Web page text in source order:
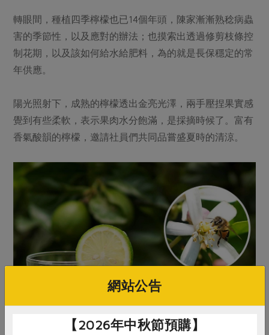
轉眼間，種植四季檸檬也已14個年頭，陳家漸漸熟稔病蟲
害的季節性，以及應對的辦法；也摸索出透過修剪枝條控
制花期，以及該如何給水給肥料，為的就是長保穩定的常
年供應。
陽光照射下，成熟的檸檬透出金亮光澤，兩手壓捏果實感
覺到有些柔軟，表示果肉水分飽滿，是採摘時候了。富有
香氣酸韻的檸檬，邀請社員們共同品嘗盛夏時的清涼。
網站公告
【2026年中秋節預購】